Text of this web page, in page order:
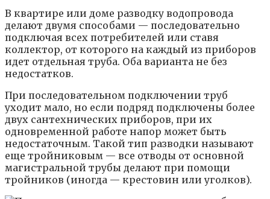
В квартире или доме разводку водопровода
делают двумя способами — последовательно
подключая всех потребителей или ставя
коллектор, от которого на каждый из приборов
идет отдельная труба. Оба варианта не без
недостатков.
При последовательном подключении труб
уходит мало, но если подряд подключены более
двух сантехнических приборов, при их
одновременной работе напор может быть
недостаточным. Такой тип разводки называют
еще тройниковым — все отводы от основной
магистральной трубы делают при помощи
тройников (иногда — крестовин или уголков).